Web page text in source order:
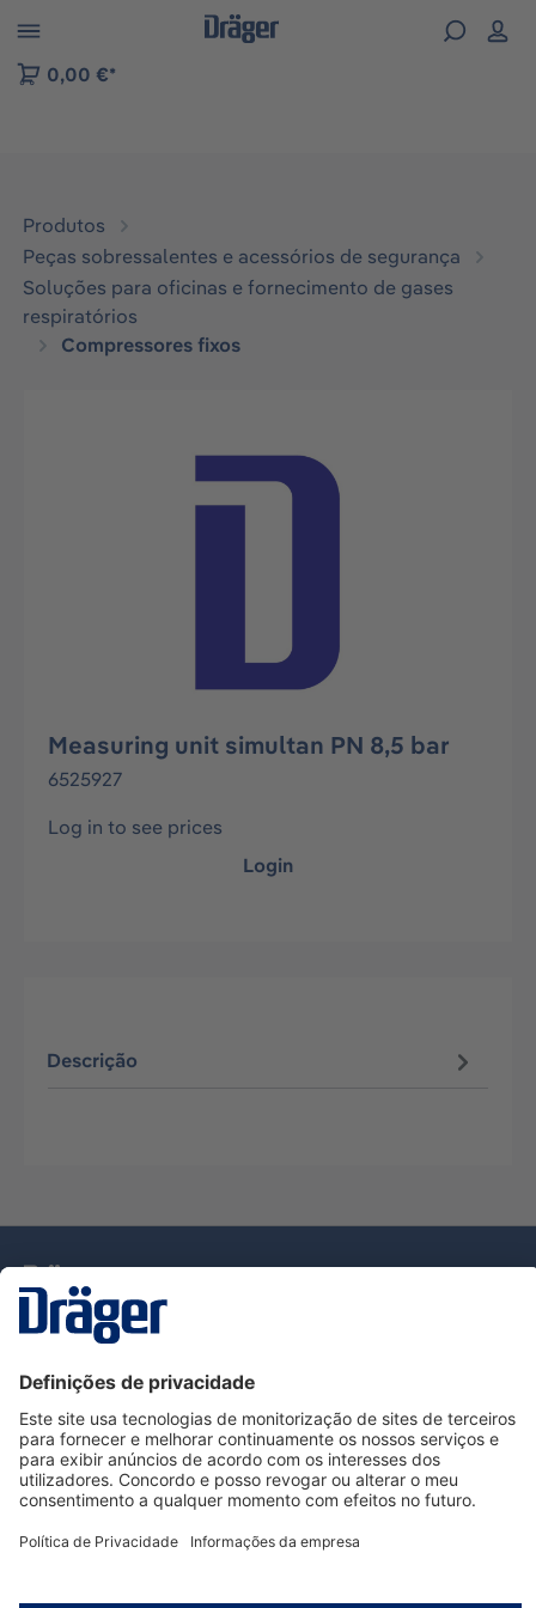
to B2B platform navigation
0,00 €*
Produtos
Peças sobressalentes e acessórios de segurança
Soluções para oficinas e fornecimento de gases
respiratórios
Compressores fixos
Ignorar galeria de imagens
Measuring unit simultan PN 8,5 bar
6525927
Log in to see prices
Login
Descrição
Serviço de Apoio ao Cliente Dräger
Utilização da loja
Informações